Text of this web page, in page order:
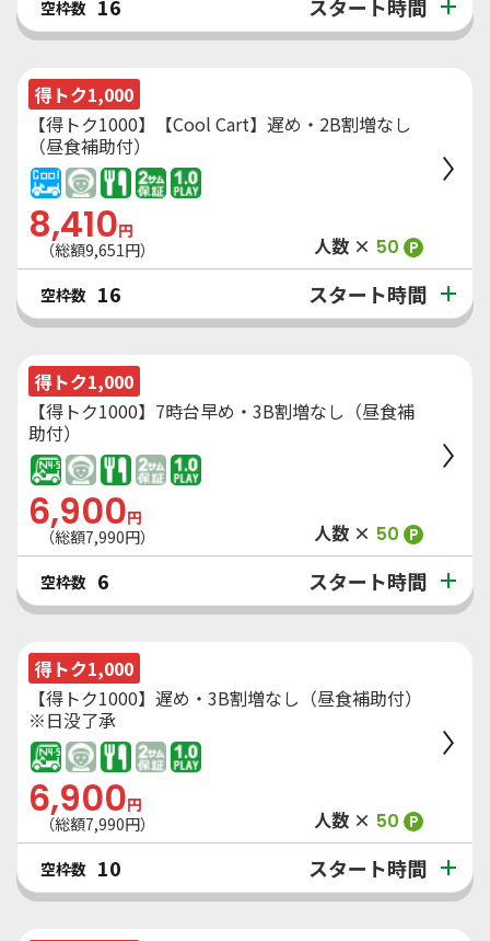
空枠数 16 スタート時間
得トク1,000
【得トク1000】【Cool Cart】遅め・2B割増なし
（昼食補助付）
8,410円
（総額9,651円） 人数 × 50 P
空枠数 16 スタート時間
得トク1,000
【得トク1000】7時台早め・3B割増なし（昼食補
助付）
6,900円
（総額7,990円） 人数 × 50 P
空枠数 6 スタート時間
得トク1,000
【得トク1000】遅め・3B割増なし（昼食補助付）
※日没了承
6,900円
（総額7,990円） 人数 × 50 P
空枠数 10 スタート時間